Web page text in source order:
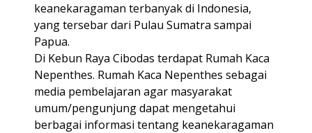
keanekaragaman terbanyak di Indonesia,
yang tersebar dari Pulau Sumatra sampai
Papua.
Di Kebun Raya Cibodas terdapat Rumah Kaca
Nepenthes. Rumah Kaca Nepenthes sebagai
media pembelajaran agar masyarakat
umum/pengunjung dapat mengetahui
berbagai informasi tentang keanekaragaman